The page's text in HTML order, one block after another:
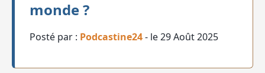
monde ?
Posté par : Podcastine24- le 29 Août 2025